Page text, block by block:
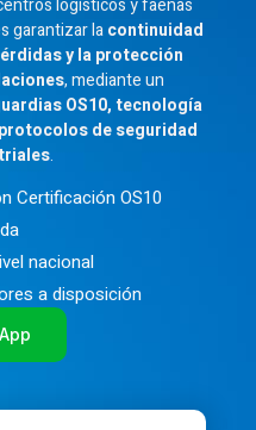
garantizar lacontinuidad
y la protección
, mediante un
OS10, tecnología
de seguridad
.
Certificación OS10
nacional
a disposición